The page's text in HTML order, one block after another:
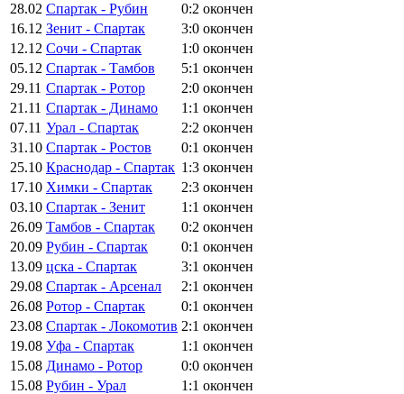
28.02 Спартак - Рубин 0:2 окончен
16.12 Зенит - Спартак 3:0 окончен
12.12 Сочи - Спартак 1:0 окончен
05.12 Спартак - Тамбов 5:1 окончен
29.11 Спартак - Ротор 2:0 окончен
21.11 Спартак - Динамо 1:1 окончен
07.11 Урал - Спартак 2:2 окончен
31.10 Спартак - Ростов 0:1 окончен
25.10 Краснодар - Спартак 1:3 окончен
17.10 Химки - Спартак 2:3 окончен
03.10 Спартак - Зенит 1:1 окончен
26.09 Тамбов - Спартак 0:2 окончен
20.09 Рубин - Спартак 0:1 окончен
13.09 цска - Спартак 3:1 окончен
29.08 Спартак - Арсенал 2:1 окончен
26.08 Ротор - Спартак 0:1 окончен
23.08 Спартак - Локомотив 2:1 окончен
19.08 Уфа - Спартак 1:1 окончен
15.08 Динамо - Ротор 0:0 окончен
15.08 Рубин - Урал 1:1 окончен